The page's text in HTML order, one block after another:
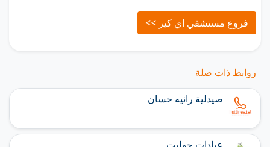
فروع مستشفي اي كير >>
روابط ذات صلة
صيدلية رانيه حسان